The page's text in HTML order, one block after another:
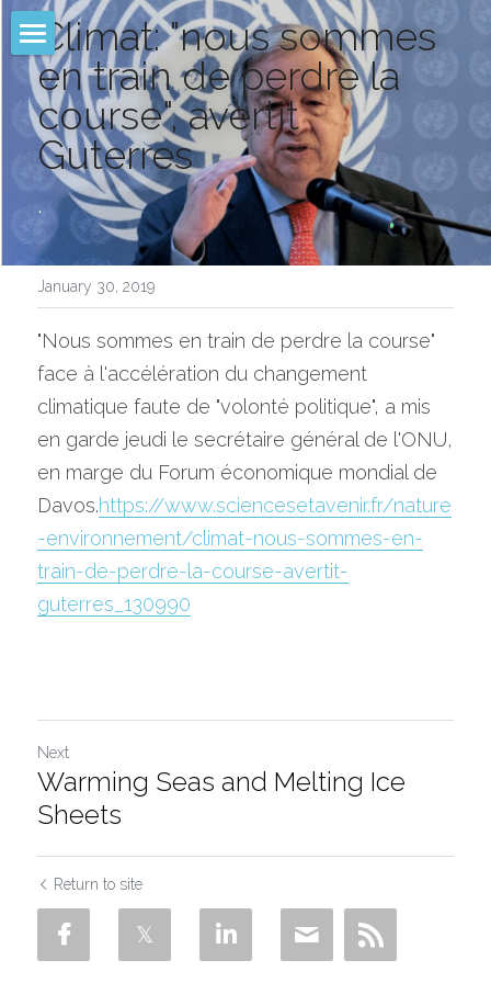
Filter
Infographic
Comparison
Pollutant Removal
Models
R & D
Conference
LEAUTUS® PROJET
Salt removal
Contact
Climat: "nous sommes
en train de perdre la
course", avertit
Guterres
.
January 30, 2019
"Nous sommes en train de perdre la course"
face à l'accélération du changement
climatique faute de "volonté politique", a mis
en garde jeudi le secrétaire général de l'ONU,
en marge du Forum économique mondial de
Davos.https://www.sciencesetavenir.fr/nature
-environnement/climat-nous-sommes-en-
train-de-perdre-la-course-avertit-
guterres_130990
Next
Warming Seas and Melting Ice
Sheets
Return to site